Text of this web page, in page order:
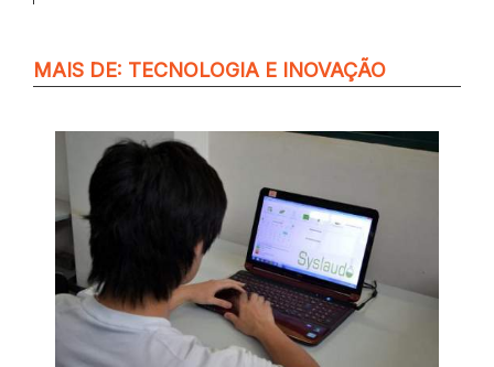
MAIS DE: TECNOLOGIA E INOVAÇÃO